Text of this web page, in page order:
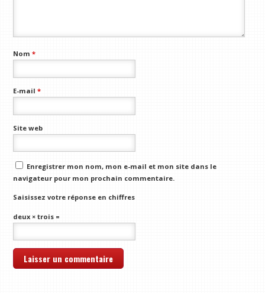
Nom*
E-mail*
Site web
Enregistrer mon nom, mon e-mail et mon site dans le
navigateur pour mon prochain commentaire.
Saisissez votre réponse en chiffres
deux × trois =